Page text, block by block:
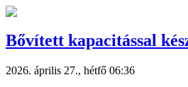
Bővített kapacitással
2026. április 27., hétfő 06:36